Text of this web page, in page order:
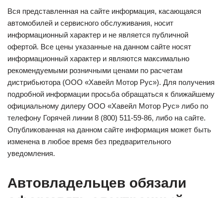
Вся представленная на сайте информация, касающаяся
автомобилей и сервисного обслуживания, носит
информационный характер и не является публичной
офертой. Все цены указанные на данном сайте носят
информационный характер и являются максимально
рекомендуемыми розничными ценами по расчетам
дистрибьютора (ООО «Хавейл Мотор Рус»). Для получения
подробной информации просьба обращаться к ближайшему
официальному дилеру ООО «Хавейл Мотор Рус» либо по
телефону Горячей линии 8 (800) 511-59-86, либо на сайте.
Опубликованная на данном сайте информация может быть
изменена в любое время без предварительного
уведомления.
Автовладельцев обязали